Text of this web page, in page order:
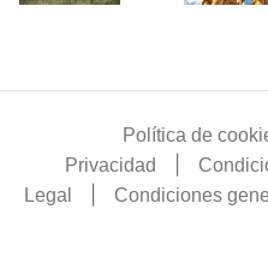
Política de
Privacidad
Legal
Condiciones